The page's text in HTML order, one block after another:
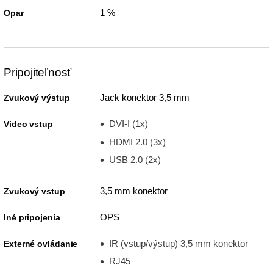
Opar 1 %
Pripojiteľnosť
Zvukový výstup Jack konektor 3,5 mm
Video vstup
DVI-I (1x)
HDMI 2.0 (3x)
USB 2.0 (2x)
Zvukový vstup 3,5 mm konektor
Iné pripojenia OPS
Externé ovládanie
IR (vstup/výstup) 3,5 mm konektor
RJ45